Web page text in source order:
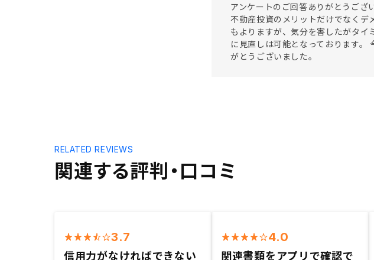
アンケートのご回答ありがとうござ
不動産投資のメリットだけでなくデ
もよりますが、気分を害したがタ
に見直しは可能となっております。
がとうございました。
関連する評判・口コミ
RELATED REVIEWS
3.7
信用力がなければできない
4.0
関連書類をアプリで確認で